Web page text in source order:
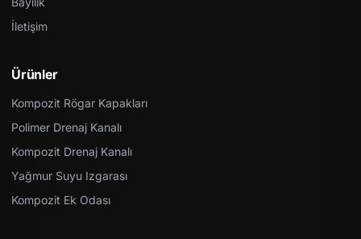
İletişim
Ürünler
Kompozit Rögar Kapakları
Polimer Drenaj Kanalı
Kompozit Drenaj Kanalı
Yağmur Suyu Izgarası
Kompozit Ek Odası